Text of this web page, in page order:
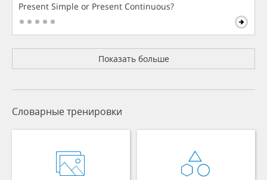
Present Simple or Present Continuous?
Показать больше
Словарные тренировки